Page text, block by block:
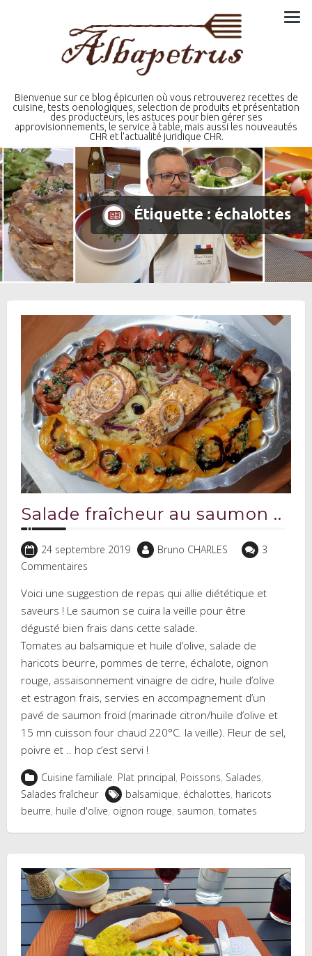
Bienvenue sur ce blog épicurien où vous retrouverez recettes de
cuisine, tests oenologiques, selection de produits et présentation
des producteurs, les astuces pour bien gérer ses
approvisionnements, le service à table, mais aussi les nouveautés
CHR et l'actualité juridique CHR.
Étiquette :échalottes
Salade fraîcheur au saumon ..
24 septembre 2019 Bruno CHARLES
3
Commentaires
Voici une suggestion de repas qui allie diététique et
saveurs ! Le saumon se cuira la veille pour être
dégusté bien frais dans cette salade.
Tomates au balsamique et huile d’olive, salade de
haricots beurre, pommes de terre, échalote, oignon
rouge, assaisonnement vinaigre de cidre, huile d’olive
et estragon frais, servies en accompagnement d’un
pavé de saumon froid (marinade citron/huile d’olive et
15 mn cuisson four chaud 220°C. la veille). Fleur de sel,
poivre et .. hop c’est servi !
Cuisine familiale, Plat principal, Poissons, Salades,
Salades fraîcheur
balsamique, échalottes, haricots
beurre, huile d'olive, oignon rouge, saumon, tomates